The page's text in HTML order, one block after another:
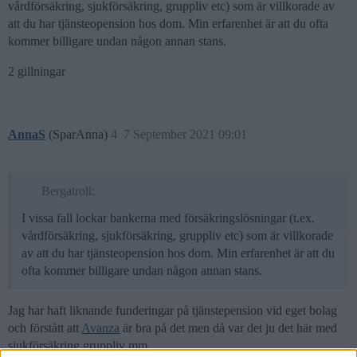
vårdförsäkring, sjukförsäkring, gruppliv etc) som är villkorade av
att du har tjänsteopension hos dom. Min erfarenhet är att du ofta
kommer billigare undan någon annan stans.
2 gillningar
AnnaS (SparAnna) 7 September 2021 09:01
4
Bergatroll:
I vissa fall lockar bankerna med försäkringslösningar (t.ex.
vårdförsäkring, sjukförsäkring, gruppliv etc) som är villkorade
av att du har tjänsteopension hos dom. Min erfarenhet är att du
ofta kommer billigare undan någon annan stans.
Jag har haft liknande funderingar på tjänstepension vid eget bolag
och förstått att Avanza är bra på det men då var det ju det här med
sjukförsäkring gruppliv mm.